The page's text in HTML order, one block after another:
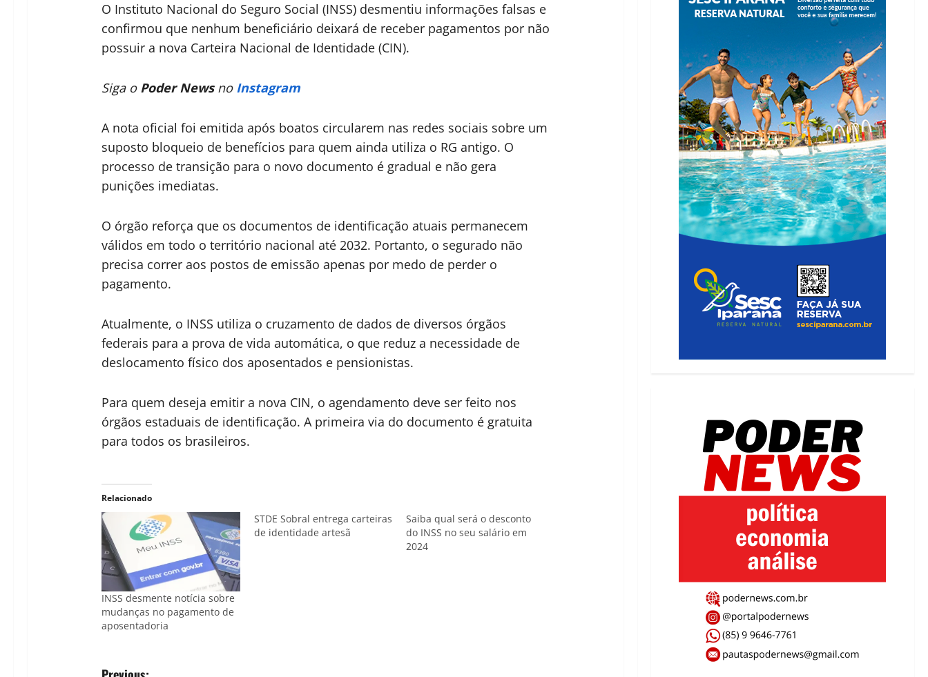
O Instituto Nacional do Seguro Social (INSS) desmentiu informações falsas e
confirmou que nenhum beneficiário deixará de receber pagamentos por não
possuir a nova Carteira Nacional de Identidade (CIN).
Siga o Poder Newsno Instagram
A nota oficial foi emitida após boatos circularem nas redes sociais sobre um
suposto bloqueio de benefícios para quem ainda utiliza o RG antigo. O
processo de transição para o novo documento é gradual e não gera
punições imediatas.
O órgão reforça que os documentos de identificação atuais permanecem
válidos em todo o território nacional até 2032. Portanto, o segurado não
precisa correr aos postos de emissão apenas por medo de perder o
pagamento.
Atualmente, o INSS utiliza o cruzamento de dados de diversos órgãos
federais para a prova de vida automática, o que reduz a necessidade de
deslocamento físico dos aposentados e pensionistas.
Para quem deseja emitir a nova CIN, o agendamento deve ser feito nos
órgãos estaduais de identificação. A primeira via do documento é gratuita
para todos os brasileiros.
Relacionado
INSS desmente notícia sobre
mudanças no pagamento de
aposentadoria
STDE Sobral entrega carteiras
de identidade artesã
Saiba qual será o desconto
do INSS no seu salário em
2024